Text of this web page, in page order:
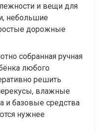
и вещи для
небольшие
дорожные
собранная ручная
любого
решить
влажные
и базовые средства
нужнее